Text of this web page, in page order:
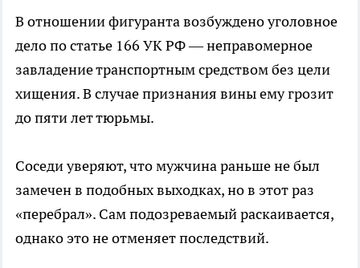
В отношении фигуранта возбуждено уголовное
дело по статье 166 УК РФ — неправомерное
завладение транспортным средством без цели
хищения. В случае признания вины ему грозит
до пяти лет тюрьмы.
Соседи уверяют, что мужчина раньше не был
замечен в подобных выходках, но в этот раз
«перебрал». Сам подозреваемый раскаивается,
однако это не отменяет последствий.